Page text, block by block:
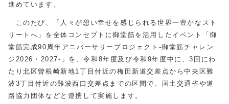
進めています。
このたび、「人々が憩い幸せを感じられる世界一豊かなスト
リートへ」を全体コンセプトに御堂筋を活用したイベント「御
堂筋完成90周年アニバーサリープロジェクト-御堂筋チャレン
ジ2026・2027-」を、令和8年度及び令和9年度中に、3回にわ
たり北区曽根崎新地1丁目付近の梅田新道交差点から中央区難
波3丁目付近の難波西口交差点までの区間で、国土交通省や道
路協力団体などと連携して実施します。